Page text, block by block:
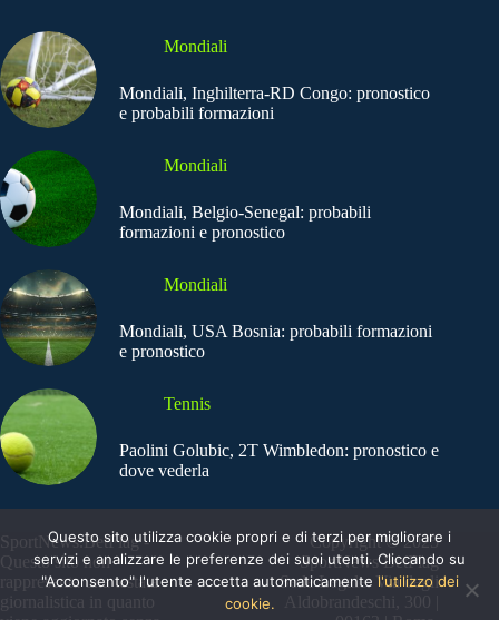
Mondiali
Mondiali, Inghilterra-RD Congo: pronostico
e probabili formazioni
Mondiali
Mondiali, Belgio-Senegal: probabili
formazioni e pronostico
Mondiali
Mondiali, USA Bosnia: probabili formazioni
e pronostico
Tennis
Paolini Golubic, 2T Wimbledon: pronostico e
dove vederla
SportNews.BetFlag -
Questo sito non
rappresenta una testata
giornalistica in quanto
Copyright © 2025
SportNews BetFlag
Sede Legale: Via degli
Aldobrandeschi, 300 |
Questo sito utilizza cookie propri e di terzi per migliorare i
servizi e analizzare le preferenze dei suoi utenti. Cliccando su
"Acconsento" l'utente accetta automaticamente l'utilizzo dei
cookie.